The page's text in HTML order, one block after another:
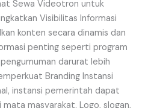
Sewa Videotron untuk
Visibilitas Informasi
konten secara dinamis dan
penting seperti program
darurat lebih
Branding Instansi
instansi pemerintah dapat
masyarakat. Logo, slogan,